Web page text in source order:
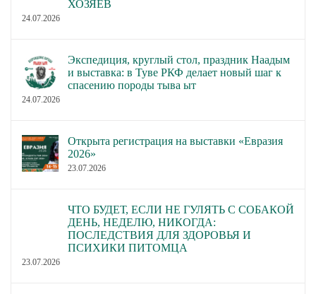
ХОЗЯЕВ
24.07.2026
Экспедиция, круглый стол, праздник Наадым
и выставка: в Туве РКФ делает новый шаг к
спасению породы тыва ыт
24.07.2026
Открыта регистрация на выставки «Евразия
2026»
23.07.2026
ЧТО БУДЕТ, ЕСЛИ НЕ ГУЛЯТЬ С СОБАКОЙ
ДЕНЬ, НЕДЕЛЮ, НИКОГДА:
ПОСЛЕДСТВИЯ ДЛЯ ЗДОРОВЬЯ И
ПСИХИКИ ПИТОМЦА
23.07.2026